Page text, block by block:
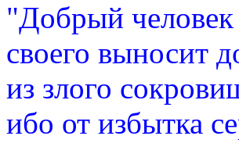
"Добрый человек
своего выносит
из злого
ибо от избытка